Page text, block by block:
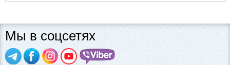
Мы в соцсетях